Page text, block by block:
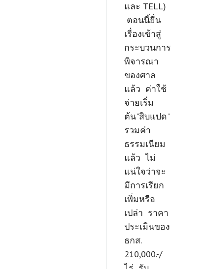
และ TELL)
ตอนนี้ยื่น
เรื่องเข้าสู่
กระบวนการ
พิจารณา
ของศาล
แล้ว ค่าใช้
จ่ายเริ่ม
ต้น"สิบแปด"
รวมค่า
ธรรมเนียม
แล้ว ไม่
แน่ใจว่าจะ
มีการเรียก
เพิ่มหรือ
เปล่า ราคา
ประเมินของ
ธกส.
210,000.-/